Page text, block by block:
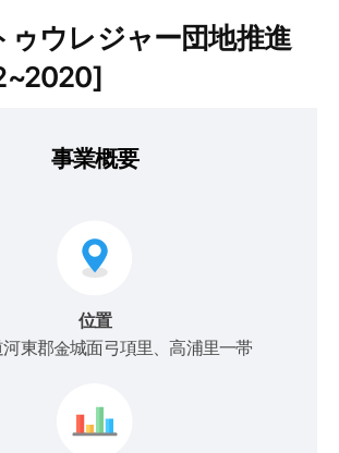
ゥウレジャー団地推進
事業概要
位置
河東郡金城面弓項里、高浦里一帯